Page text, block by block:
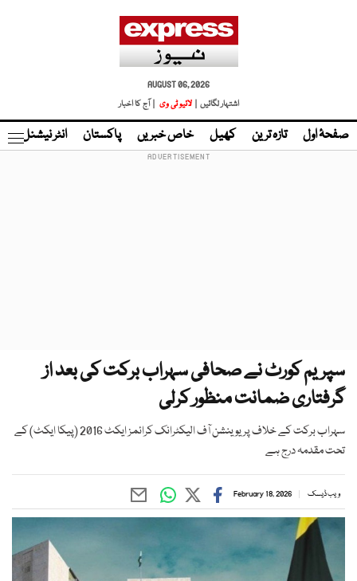
AUGUST 06, 2026
اشتہار لگائیں |
لائیو ٹی وی | آج کا اخبار
صفحۂ اول تازہ ترین کھیل خاص خبریں پاکستان انٹر نیشنل
سپریم کورٹ نے صحافی سہراب برکت کی بعد از
گرفتاری ضمانت منظور کرلی
سہراب برکت کے خلاف پریوینشن آف الیکٹرانک کرائمز ایکٹ 2016 (پیکا ایکٹ) کے
تحت مقدمہ درج ہے
ویب ڈیسک February 18, 2026